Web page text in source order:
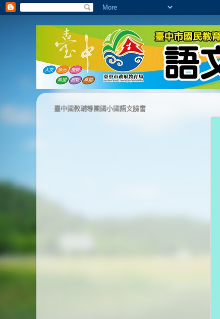
臺中國教輔導團國小國語文臉書